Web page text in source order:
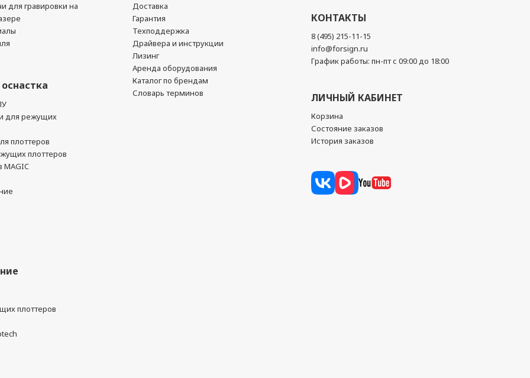
для гравировки на
для режущих
плоттеров
плоттеров
MAGIC
плоттеров
Доставка
Гарантия
Техподдержка
Драйвера и инструкции
Лизинг
Аренда оборудования
Каталог по брендам
Словарь терминов
КОНТАКТЫ
8 (495) 215-11-15
info@forsign.ru
График работы: пн-пт с 09:00 до 18:00
ЛИЧНЫЙ КАБИНЕТ
Корзина
Состояние заказов
История заказов